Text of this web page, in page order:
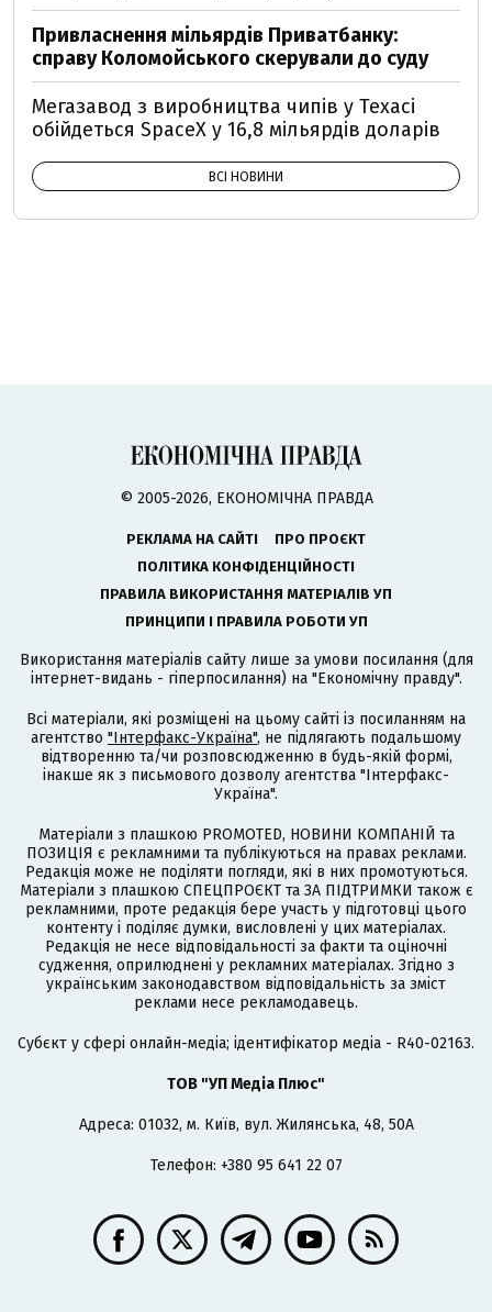
Привласнення мільярдів Приватбанку:
справу Коломойського скерували до суду
Мегазавод з виробництва чипів у Техасі
обійдеться SpaceX у 16,8 мільярдів доларів
ВСІ НОВИНИ
© 2005-2026, ЕКОНОМІЧНА ПРАВДА
РЕКЛАМА НА САЙТІ
ПРО ПРОЄКТ
ПОЛІТИКА КОНФІДЕНЦІЙНОСТІ
ПРАВИЛА ВИКОРИСТАННЯ МАТЕРІАЛІВ УП
ПРИНЦИПИ І ПРАВИЛА РОБОТИ УП
Використання матеріалів сайту лише за умови посилання (для
інтернет-видань - гіперпосилання) на "Економічну правду".
Всі матеріали, які розміщені на цьому сайті із посиланням на
агентство "Інтерфакс-Україна", не підлягають подальшому
відтворенню та/чи розповсюдженню в будь-якій формі,
інакше як з письмового дозволу агентства "Інтерфакс-
Україна".
Матеріали з плашкою PROMOTED, НОВИНИ КОМПАНІЙ та
ПОЗИЦІЯ є рекламними та публікуються на правах реклами.
Редакція може не поділяти погляди, які в них промотуються.
Матеріали з плашкою СПЕЦПРОЄКТ та ЗА ПІДТРИМКИ також є
рекламними, проте редакція бере участь у підготовці цього
контенту і поділяє думки, висловлені у цих матеріалах.
Редакція не несе відповідальності за факти та оціночні
судження, оприлюднені у рекламних матеріалах. Згідно з
українським законодавством відповідальність за зміст
реклами несе рекламодавець.
Cубєкт у сфері онлайн-медіа; ідентифікатор медіа - R40-02163.
ТОВ "УП Медіа Плюс"
Адреса: 01032, м. Київ, вул. Жилянська, 48, 50А
Телефон: +380 95 641 22 07